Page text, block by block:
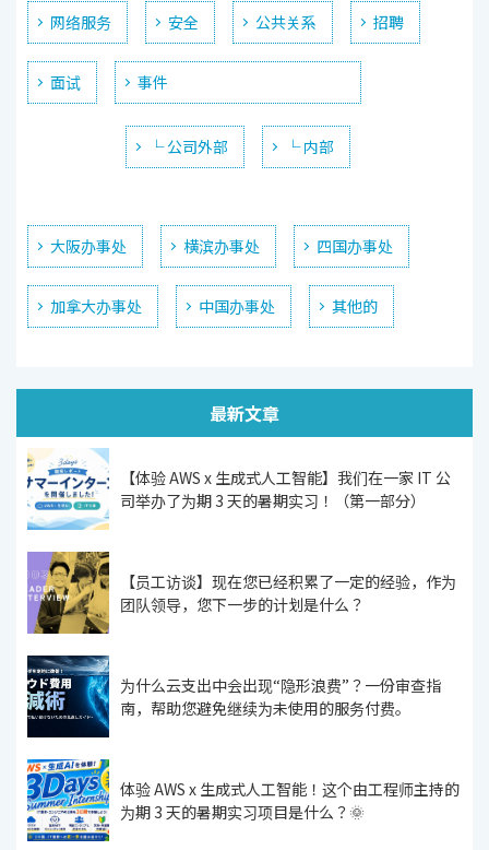
网络服务 安全 公共关系 招聘
面试 事件
└ 公司外部 └ 内部
大阪办事处 横滨办事处 四国办事处
加拿大办事处 中国办事处 其他的
最新文章
【体验 AWS x 生成式人工智能】我们在一家 IT 公
司举办了为期 3 天的暑期实习！（第一部分）
【员工访谈】现在您已经积累了一定的经验，作为
团队领导，您下一步的计划是什么？
为什么云支出中会出现“隐形浪费”？一份审查指
南，帮助您避免继续为未使用的服务付费。
体验 AWS x 生成式人工智能！这个由工程师主持的
为期 3 天的暑期实习项目是什么？🌞